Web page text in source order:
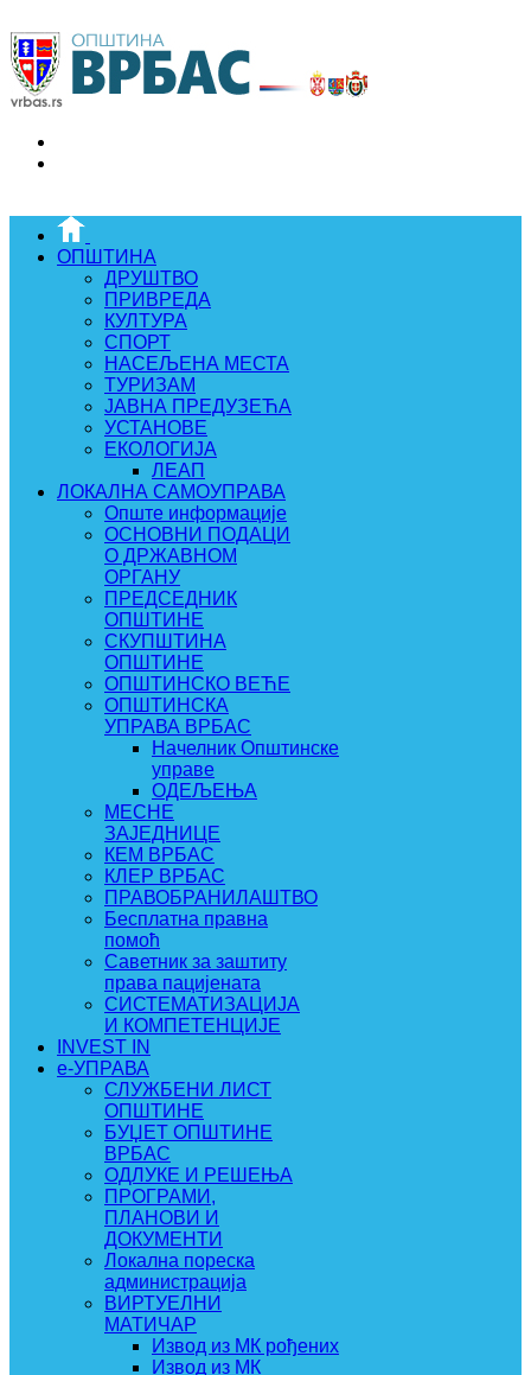
ОПШТИНА
ДРУШТВО
ПРИВРЕДА
КУЛТУРА
СПОРТ
НАСЕЉЕНА МЕСТА
ТУРИЗАМ
ЈАВНА ПРЕДУЗЕЋА
УСТАНОВЕ
ЕКОЛОГИЈА
ЛЕАП
ЛОКАЛНА САМОУПРАВА
Опште информације
ОСНОВНИ ПОДАЦИ
О ДРЖАВНОМ
ОРГАНУ
ПРЕДСЕДНИК
ОПШТИНЕ
СКУПШТИНА
ОПШТИНЕ
ОПШТИНСКО ВЕЋЕ
ОПШТИНСКА
УПРАВА ВРБАС
Начелник Општинске
управе
ОДЕЉЕЊА
МЕСНЕ
ЗАЈЕДНИЦЕ
КЕМ ВРБАС
КЛЕР ВРБАС
ПРАВОБРАНИЛАШТВО
Бесплатна правна
помоћ
Саветник за заштиту
права пацијената
СИСТЕМАТИЗАЦИЈА
И КОМПЕТЕНЦИЈЕ
INVEST IN
e-УПРАВА
СЛУЖБЕНИ ЛИСТ
ОПШТИНЕ
БУЏЕТ ОПШТИНЕ
ВРБАС
ОДЛУКЕ И РЕШЕЊА
ПРОГРАМИ,
ПЛАНОВИ И
ДОКУМЕНТИ
Локална пореска
администрација
ВИРТУЕЛНИ
МАТИЧАР
Извод из МК рођених
Извод из МК